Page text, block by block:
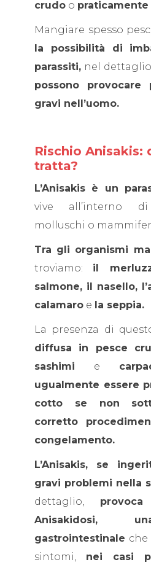
crudo o praticamente
Mangiare spesso
la possibilità di
parassiti, nel dettaglio
possono provocare
gravi nell’uomo.
Rischio Anisakis:
tratta?
L’Anisakis è un
vive all’interno
molluschi o
Tra gli organismi
troviamo: il
salmone, il nasello,
calamaro e la seppia.
La presenza di
diffusa in pesce
sashimi e
ugualmente essere
cotto se non
corretto
congelamento.
L’Anisakis, se
gravi problemi nella
dettaglio,
Anisakidosi,
gastrointestinale che
sintomi, nei casi